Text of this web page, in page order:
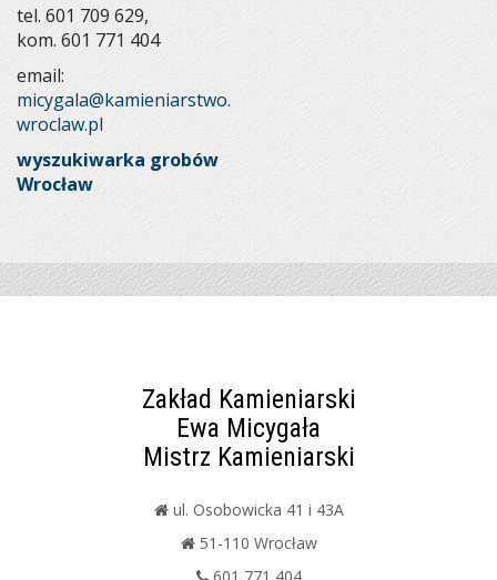
tel. 601 709 629,
kom. 601 771 404
email:
micygala@kamieniarstwo.
wroclaw.pl
wyszukiwarka grobów
Wrocław
Zakład Kamieniarski
Ewa Micygała
Mistrz Kamieniarski
ul. Osobowicka 41 i 43A
51-110 Wrocław